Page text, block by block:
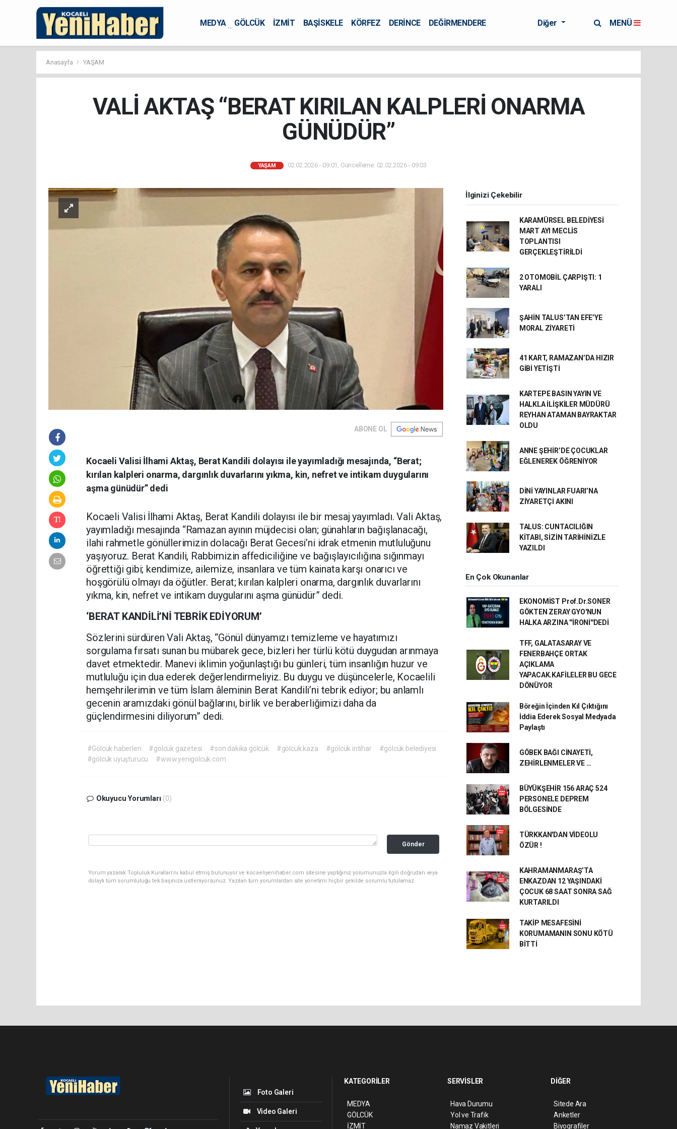
MEDYA GÖLCÜK İZMİT BAŞİSKELE KÖRFEZ DERİNCE
DEĞİRMENDERE
Diğer MENÜ
Anasayfa YAŞAM
VALİ AKTAŞ “BERAT KIRILAN KALPLERİ ONARMA
GÜNÜDÜR”
YAŞAM 02.02.2026 - 09:01, Güncelleme: 02.02.2026 - 09:03
ABONE OL
Kocaeli Valisi İlhami Aktaş, Berat Kandili dolayısı ile yayımladığı mesajında, “Berat;
kırılan kalpleri onarma, dargınlık duvarlarını yıkma, kin, nefret ve intikam duygularını
aşma günüdür” dedi
Kocaeli Valisi İlhami Aktaş, Berat Kandili dolayısı ile bir mesaj yayımladı. Vali Aktaş,
yayımladığı mesajında “Ramazan ayının müjdecisi olan; günahların bağışlanacağı,
ilahi rahmetle gönüllerimizin dolacağı Berat Gecesi’ni idrak etmenin mutluluğunu
yaşıyoruz. Berat Kandili, Rabbimizin affediciliğine ve bağışlayıcılığına sığınmayı
öğrettiği gibi; kendimize, ailemize, insanlara ve tüm kainata karşı onarıcı ve
hoşgörülü olmayı da öğütler. Berat; kırılan kalpleri onarma, dargınlık duvarlarını
yıkma, kin, nefret ve intikam duygularını aşma günüdür” dedi.
‘BERAT KANDİLİ’Nİ TEBRİK EDİYORUM’
​Sözlerini sürdüren Vali Aktaş, “Gönül dünyamızı temizleme ve hayatımızı
sorgulama fırsatı sunan bu mübarek gece, bizleri her türlü kötü duygudan arınmaya
davet etmektedir. Manevi iklimin yoğunlaştığı bu günleri, tüm insanlığın huzur ve
mutluluğu için dua ederek değerlendirmeliyiz. Bu duygu ve düşüncelerle, Kocaelili
hemşehrilerimin ve tüm İslam âleminin Berat Kandili’ni tebrik ediyor; bu anlamlı
gecenin aramızdaki gönül bağlarını, birlik ve beraberliğimizi daha da
güçlendirmesini diliyorum” dedi.
#Gölcük haberleri #gölcük gazetesi #son dakika gölcük #gölcük kaza #gölcük intihar
#gölcük belediyesi
#gölcük uyuşturucu
#www.yenigolcuk.com
Okuyucu Yorumları (0)
Gönder
Yorum yazarak Topluluk Kuralları’nı kabul etmiş bulunuyor ve kocaeliyenihaber.com sitesine yaptığınız yorumunuzla ilgili doğrudan veya
dolaylı tüm sorumluluğu tek başınıza üstleniyorsunuz. Yazılan tüm yorumlardan site yönetimi hiçbir şekilde sorumlu tutulamaz.
İlginizi Çekebilir
KARAMÜRSEL BELEDİYESİ
MART AYI MECLİS
TOPLANTISI
GERÇEKLEŞTİRİLDİ
2 OTOMOBİL ÇARPIŞTI: 1
YARALI
ŞAHİN TALUS’TAN EFE’YE
MORAL ZİYARETİ
41 KART, RAMAZAN’DA HIZIR
GİBİ YETİŞTİ
KARTEPE BASIN YAYIN VE
HALKLA İLİŞKİLER MÜDÜRÜ
REYHAN ATAMAN BAYRAKTAR
OLDU
ANNE ŞEHİR’DE ÇOCUKLAR
EĞLENEREK ÖĞRENİYOR
DİNİ YAYINLAR FUARI’NA
ZİYARETÇİ AKINI
TALUS: CUNTACILIĞIN
KİTABI, SİZİN TARİHİNİZLE
YAZILDI
En Çok Okunanlar
EKONOMİST Prof.Dr.SONER
GÖKTEN ZERAY GYO'NUN
HALKA ARZINA ''İRONİ''DEDİ
TFF, GALATASARAY VE
FENERBAHÇE ORTAK
AÇIKLAMA
YAPACAK.KAFİLELER BU GECE
DÖNÜYOR
Böreğin İçinden Kıl Çıktığını
İddia Ederek Sosyal Medyada
Paylaştı
GÖBEK BAĞI CİNAYETİ,
ZEHİRLENMELER VE …
BÜYÜKŞEHİR 156 ARAÇ 524
PERSONELE DEPREM
BÖLGESİNDE
TÜRKKAN'DAN VİDEOLU
ÖZÜR !
KAHRAMANMARAŞ’TA
ENKAZDAN 12 YAŞINDAKİ
ÇOCUK 68 SAAT SONRA SAĞ
KURTARILDI
TAKİP MESAFESİNİ
KORUMAMANIN SONU KÖTÜ
BİTTİ
Foto Galeri
Video Galeri
KATEGORİLER
MEDYA
GÖLCÜK
İZMİT
SERVİSLER
Hava Durumu
Yol ve Trafik
Namaz Vakitleri
DİĞER
Sitede Ara
Anketler
Biyografiler